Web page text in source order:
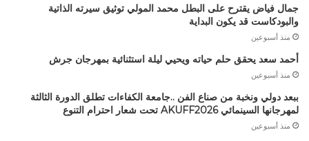
جمال فياض يقترح على البطل محمد المولي توثيق سيرته الذاتية
والبودكاست قد يكون البداية
منذ أسبوعين
أحمد سعد يحقق حلم حياته ويحيي ليلة استثنائية بمهرجان جرش
منذ أسبوعين
ببعد دولي ونخبة من صناع الفن ..جامعة الكفاءات تطلق الدورة الثالثة
لمهرجانها السينمائي AKUFF2026 تحت شعار احترام التنوع
منذ أسبوعين